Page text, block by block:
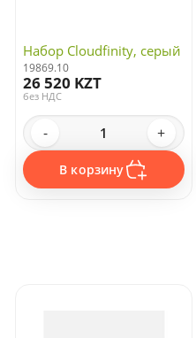
Набор Cloudfinity, серый
19869.10
26 520 KZT
без НДС
- +
В корзину